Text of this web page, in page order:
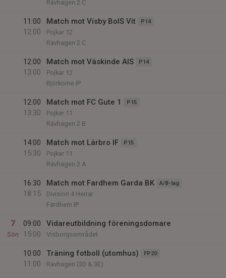
Rävhagen 2 C
11:00
12:00
Match mot Visby BoIS Vit P14
Pojkar 12
Rävhagen 2 C
12:00
13:00
Match mot Väskinde AIS P14
Pojkar 12
Björkome IP
12:00
13:30
Match mot FC Gute 1 P15
Pojkar 11
Rävhagen 2 B
14:00
15:30
Match mot Lärbro IF P15
Pojkar 11
Rävhagen 2 A
16:30
18:15
Match mot Fardhem Garda BK A/B-lag
Division 4 Herrar
Fardhem IP
7
Sön
09:00
15:00
Vidareutbildning föreningsdomare
Visborgsområdet
10:00
11:00
Träning fotboll (utomhus) FP20
Rävhagen (3D & 3E)